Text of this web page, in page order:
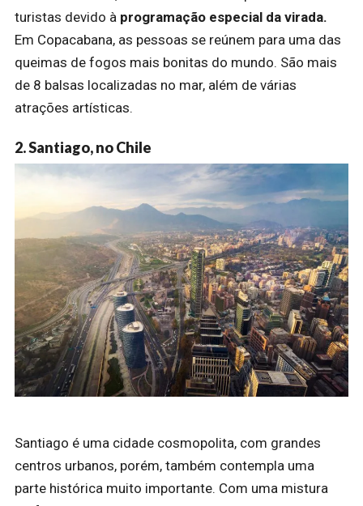
turistas devido à programação especial da virada.
Em Copacabana, as pessoas se reúnem para uma das
queimas de fogos mais bonitas do mundo. São mais
de 8 balsas localizadas no mar, além de várias
atrações artísticas.
2. Santiago, no Chile
Santiago é uma cidade cosmopolita, com grandes
centros urbanos, porém, também contempla uma
parte histórica muito importante. Com uma mistura